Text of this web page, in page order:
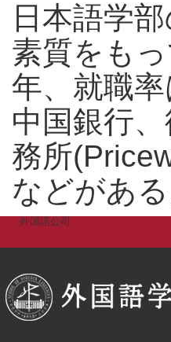
日本語学
素質をも
年、就職
中国銀行
務所
などがある
外国語公司